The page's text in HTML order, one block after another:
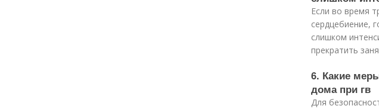
Если во время
сердцебиение,
слишком
прекратить
6. Какие
дома при гв
Для